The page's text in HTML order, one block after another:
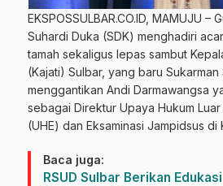
EKSPOSSULBAR.CO.ID, MAMUJU –
Suhardi Duka (SDK) menghadiri
tamah sekaligus lepas sambut
(Kajati) Sulbar, yang baru Sukarman
menggantikan Andi Darmawangsa
sebagai Direktur Upaya Hukum Luar
(UHE) dan Eksaminasi Jampidsus di
Baca juga:
RSUD Sulbar Berikan